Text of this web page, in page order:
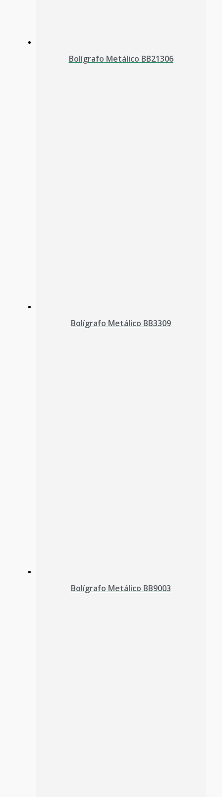
Bolígrafo Metálico BB21306
Bolígrafo Metálico BB3309
Bolígrafo Metálico BB9003